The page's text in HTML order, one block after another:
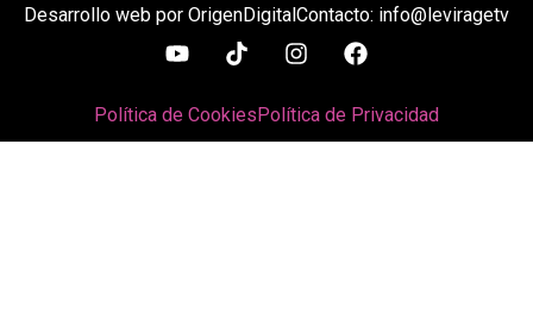
Desarrollo web por OrigenDigitalContacto: info@leviragetv
Política de CookiesPolítica de Privacidad